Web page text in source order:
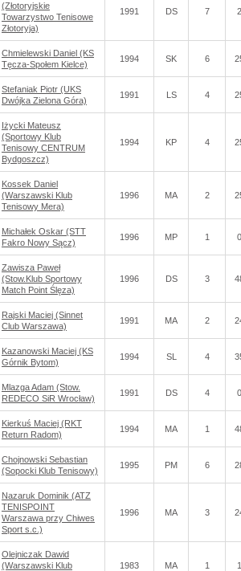
(Złotoryjskie
Towarzystwo Tenisowe
Złotoryja)
1991 DS 7
Chmielewski Daniel (KS
Tęcza-Społem Kielce)
1994 SK 6
Stefaniak Piotr (UKS
Dwójka Zielona Góra)
1991 LS 4
Iżycki Mateusz
(Sportowy Klub
Tenisowy CENTRUM
Bydgoszcz)
1994 KP 4
Kossek Daniel
(Warszawski Klub
Tenisowy Mera)
1996 MA 2
Michałek Oskar (STT
Fakro Nowy Sącz)
1996 MP 1
Zawisza Paweł
(Stow.Klub Sportowy
Match Point Ślęza)
1996 DS 3
Rajski Maciej (Sinnet
Club Warszawa)
1991 MA 2
Kazanowski Maciej (KS
Górnik Bytom)
1994 SL 4
Mlazga Adam (Stow.
REDECO SiR Wrocław)
1991 DS 4
Kierkuś Maciej (RKT
Return Radom)
1994 MA 1
Chojnowski Sebastian
(Sopocki Klub Tenisowy)
1995 PM 6
Nazaruk Dominik (ATZ
TENISPOINT
Warszawa przy Chiwes
Sport s.c.)
1996 MA 3
Olejniczak Dawid
(Warszawski Klub
1983 MA 1